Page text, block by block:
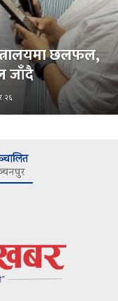
छलफल,
जाँदै
२६